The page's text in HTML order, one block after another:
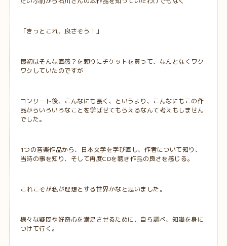
「きっとこれ、良さそう！」
最初はそんな直感？を頼りにチケットを買って、なんとなくワク
ワクしていたのですが
コンサート後、こんなにも長く、というより、こんなにもこの作
品からいろいろなことを学ばせてもらえるなんて考えもしません
でした。
1つの音楽作品から、日本文学を学び直し、作者について知り、
当時の事を知り、そして再度CDを聴き作品の良さを感じる。
これこそが私が理想とする世界かなと思いました。
様々な疑問や好奇心を満足させるために、自ら調べ、知識を身に
つけて行く。